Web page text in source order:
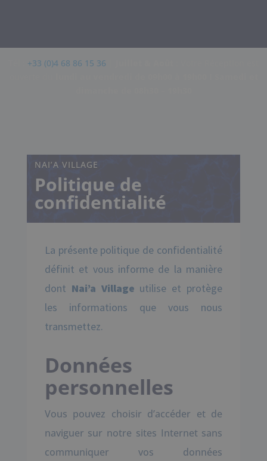
+33 (0)4 68 86 15 36
NAI’A VILLAGE
Politique de
confidentialité
La présente politique de confidentialité
définit et vous informe de la manière
dont Nai’a Village utilise et protège
les informations que vous nous
transmettez.
Données
personnelles
Vous pouvez choisir d’accéder et de
naviguer sur notre sites Internet sans
communiquer vos données